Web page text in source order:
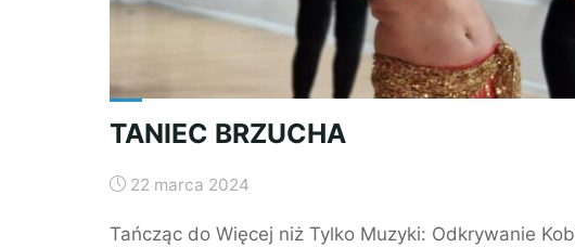
TANIEC BRZUCHA
22 marca 2024
Tańcząc do Więcej niż Tylko Muzyki: Odkrywanie